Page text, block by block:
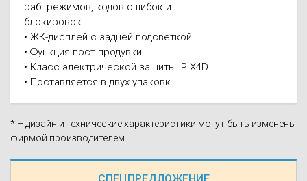
раб. режимов, кодов ошибок и
блокировок.
• ЖК-дисплей с задней подсветкой.
• Функция пост продувки.
• Класс электрической защиты IP X4D.
• Поставляется в двух упаковк
* – дизайн и технические характеристики могут быть изменены
фирмой производителем